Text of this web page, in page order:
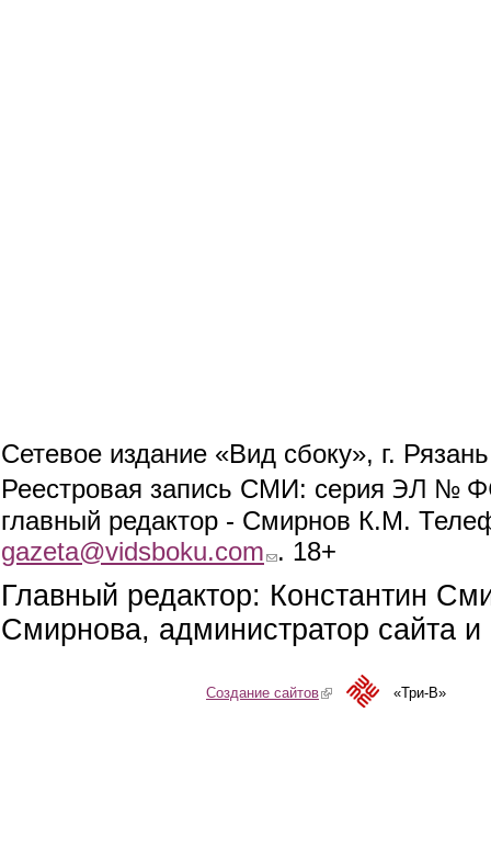
Сетевое издание «Вид сбоку», г.
Реестровая запись СМИ: серия ЭЛ №
главный редактор - Смирнов К.М.
gazeta@vidsboku.com (link sends e-mail)
. 18+
Главный редактор: Константин
Смирнова, администратор сайта
Создание сайтов(link is external)«Три-В»